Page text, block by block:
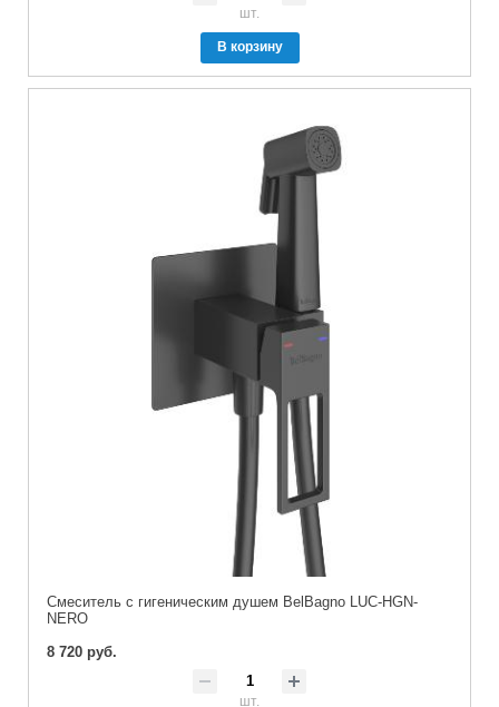
шт.
В корзину
Смеситель с гигеническим душем BelBagno LUC-HGN-
NERO
8 720 руб.
шт.